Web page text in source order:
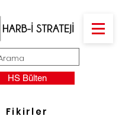
HS Bülten
Fikirler